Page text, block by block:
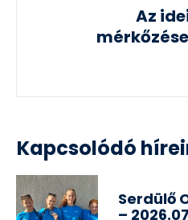
Az
Kapcsolódó
Serdülő
–